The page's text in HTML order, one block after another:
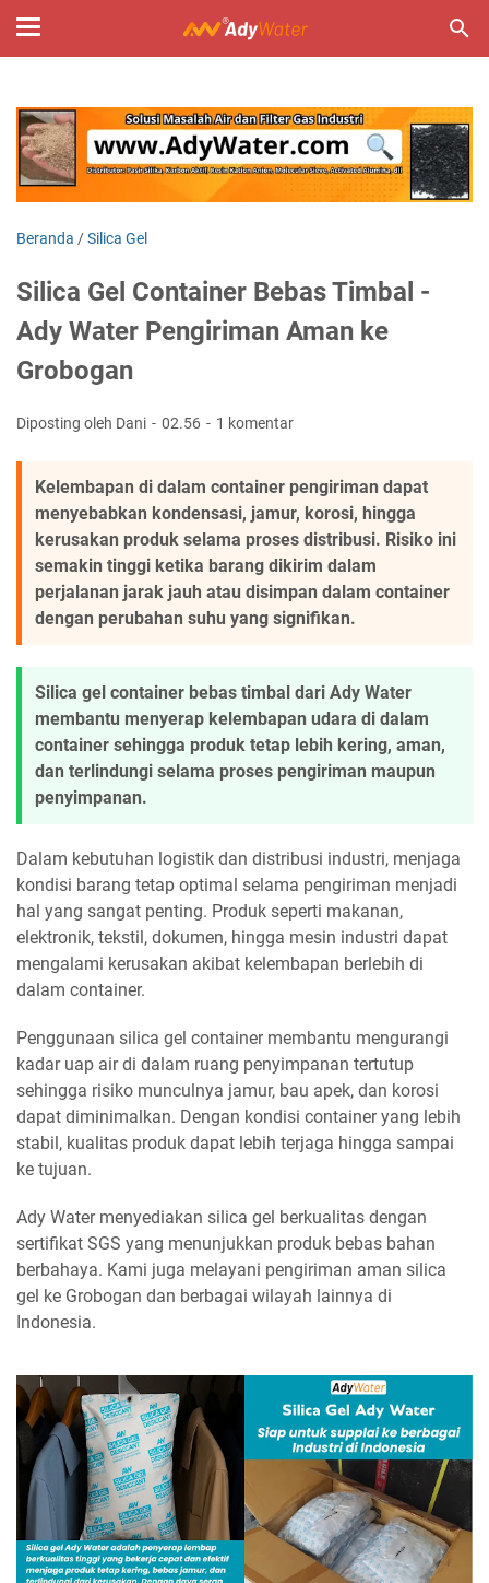
Beranda /Silica Gel
Silica Gel Container Bebas Timbal -
Ady Water Pengiriman Aman ke
Grobogan
Diposting oleh Dani 02.56 1 komentar
Kelembapan di dalam container pengiriman dapat
menyebabkan kondensasi, jamur, korosi, hingga
kerusakan produk selama proses distribusi. Risiko ini
semakin tinggi ketika barang dikirim dalam
perjalanan jarak jauh atau disimpan dalam container
dengan perubahan suhu yang signifikan.
Silica gel container bebas timbal dari Ady Water
membantu menyerap kelembapan udara di dalam
container sehingga produk tetap lebih kering, aman,
dan terlindungi selama proses pengiriman maupun
penyimpanan.
Dalam kebutuhan logistik dan distribusi industri, menjaga
kondisi barang tetap optimal selama pengiriman menjadi
hal yang sangat penting. Produk seperti makanan,
elektronik, tekstil, dokumen, hingga mesin industri dapat
mengalami kerusakan akibat kelembapan berlebih di
dalam container.
Penggunaan silica gel container membantu mengurangi
kadar uap air di dalam ruang penyimpanan tertutup
sehingga risiko munculnya jamur, bau apek, dan korosi
dapat diminimalkan. Dengan kondisi container yang lebih
stabil, kualitas produk dapat lebih terjaga hingga sampai
ke tujuan.
Ady Water menyediakan silica gel berkualitas dengan
sertifikat SGS yang menunjukkan produk bebas bahan
berbahaya. Kami juga melayani pengiriman aman silica
gel ke Grobogan dan berbagai wilayah lainnya di
Indonesia.